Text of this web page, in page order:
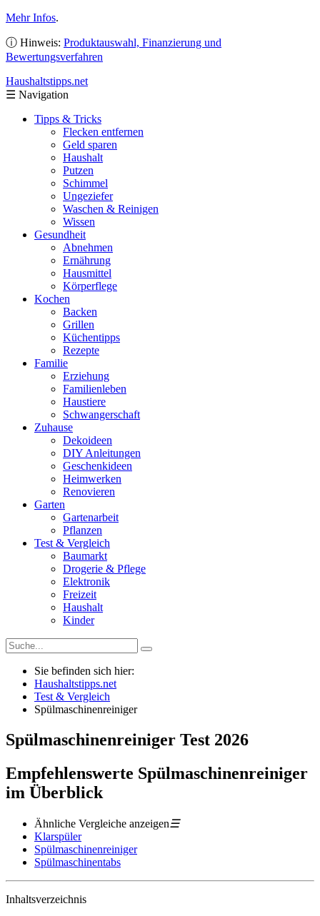
Mehr Infos.
ⓘ Hinweis: Produktauswahl, Finanzierung und
Bewertungsverfahren
Haushaltstipps.net
☰ Navigation
Tipps & Tricks
Flecken entfernen
Geld sparen
Haushalt
Putzen
Schimmel
Ungeziefer
Waschen & Reinigen
Wissen
Gesundheit
Abnehmen
Ernährung
Hausmittel
Körperflege
Kochen
Backen
Grillen
Küchentipps
Rezepte
Familie
Erziehung
Familienleben
Haustiere
Schwangerschaft
Zuhause
Dekoideen
DIY Anleitungen
Geschenkideen
Heimwerken
Renovieren
Garten
Gartenarbeit
Pflanzen
Test & Vergleich
Baumarkt
Drogerie & Pflege
Elektronik
Freizeit
Haushalt
Kinder
Sie befinden sich hier:
Haushaltstipps.net
Test & Vergleich
Spülmaschinenreiniger
Spülmaschinenreiniger Test 2026
Empfehlenswerte Spülmaschinenreiniger
im Überblick
Ähnliche Vergleiche anzeigen☰
Klarspüler
Spülmaschinenreiniger
Spülmaschinentabs
Inhaltsverzeichnis